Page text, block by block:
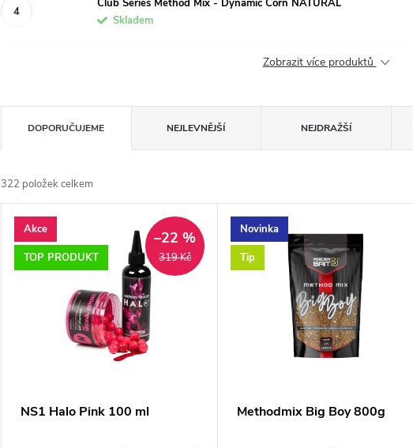
Skladem
Zobrazit více produktů
a
z
e
n
DOPORUČUJEME NEJLEVNĚJŠÍ NEJDRAŽŠÍ
322 položek celkem
V
ý
Akce
TOP PRODUKT
319 Kč
–22 %
NS1 Halo Pink 100 ml
Novinka
Tip
Methodmix Big Boy 800g